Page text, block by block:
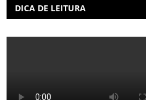
DICA DE LEITURA